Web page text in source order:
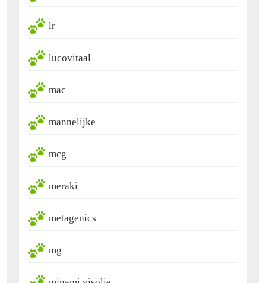
lr
lucovitaal
mac
mannelijke
mcg
meraki
metagenics
mg